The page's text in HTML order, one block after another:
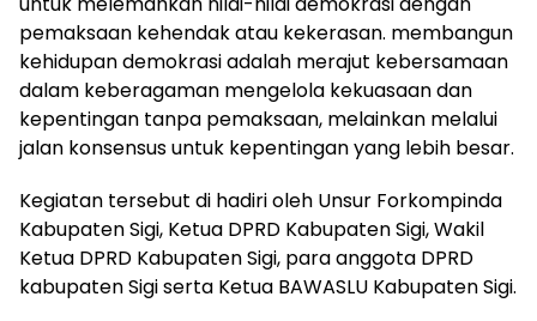
pemaksaan kehendak atau kekerasan. membangun
kehidupan demokrasi adalah merajut kebersamaan
dalam keberagaman mengelola kekuasaan dan
kepentingan tanpa pemaksaan, melainkan melalui
jalan konsensus untuk kepentingan yang lebih besar.
Kegiatan tersebut di hadiri oleh Unsur Forkompinda
Kabupaten Sigi, Ketua DPRD Kabupaten Sigi, Wakil
Ketua DPRD Kabupaten Sigi, para anggota DPRD
kabupaten Sigi serta Ketua BAWASLU Kabupaten Sigi.